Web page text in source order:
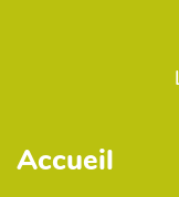
Aller au contenu
Accueil